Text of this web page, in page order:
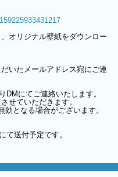
オリジナル壁紙をダウンロー
いたメールアドレス宛にご連
DMにてご連絡いたします。
せていただきます。
となる場合がございます。
て送付予定です。